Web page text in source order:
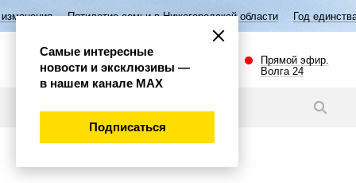
семьи в Нижегородской области Год единства народов России
Прямой эфир.
Волга 24
Самые интересные
новости и эксклюзивы —
в нашем канале МАХ
Подписаться